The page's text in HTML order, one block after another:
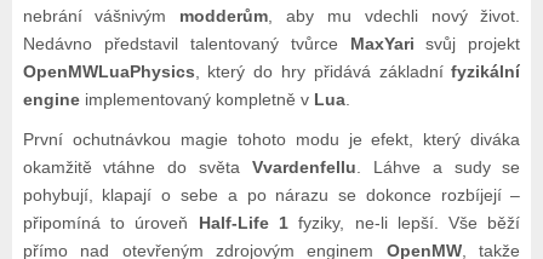
nebrání vášnivým modderům , aby mu vdechli nový život.
Nedávno představil talentovaný tvůrce MaxYari svůj projekt
OpenMWLuaPhysics , který do hry přidává základnífyzikální
engineimplementovaný kompletně v Lua.
První ochutnávkou magie tohoto modu je efekt, který diváka
okamžitě vtáhne do světaVvardenfellu . Láhve a sudy se
pohybují, klapají o sebe a po nárazu se dokonce rozbíjejí –
připomíná to úroveň Half-Life 1fyziky, ne-li lepší. Vše běží
přímo nad otevřeným zdrojovým enginem OpenMW, takže